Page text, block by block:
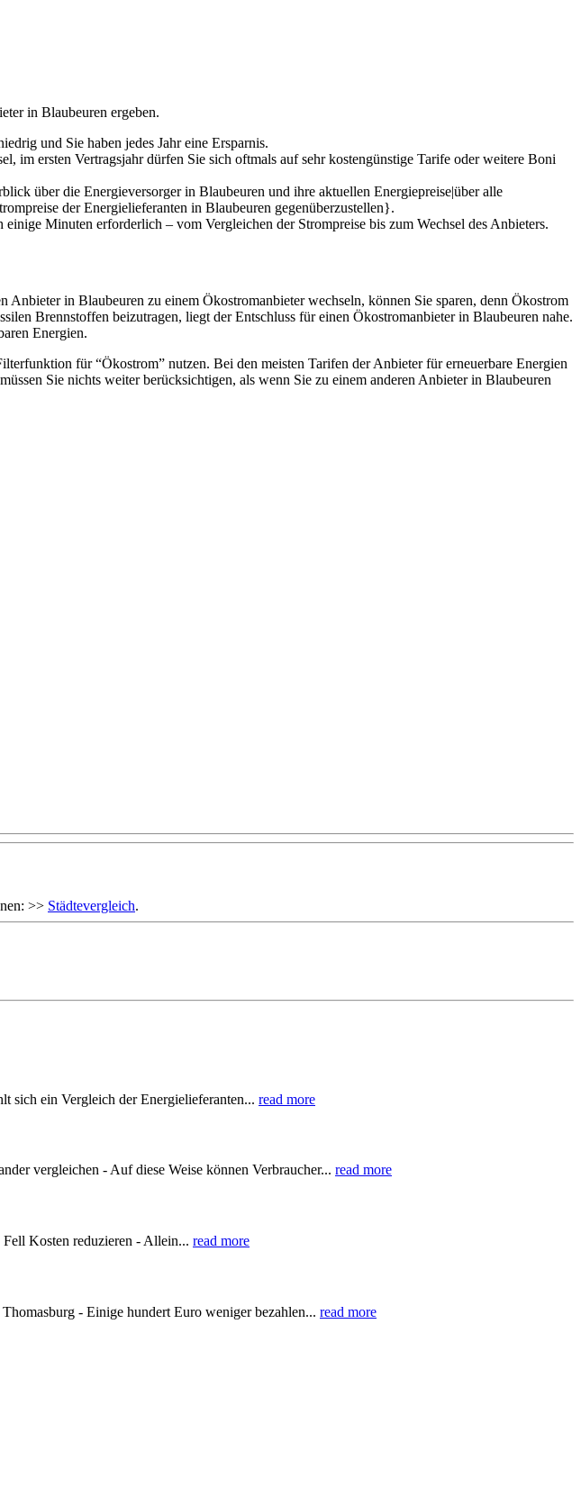
in Blaubeuren ergeben.
und Sie haben jedes Jahr eine Ersparnis.
im ersten Vertragsjahr dürfen Sie sich oftmals auf sehr kostengünstige Tarife oder weitere Boni
über die Energieversorger in Blaubeuren und ihre aktuellen Energiepreise|über alle
der Energielieferanten in Blaubeuren gegenüberzustellen}.
Minuten erforderlich – vom Vergleichen der Strompreise bis zum Wechsel des Anbieters.
in Blaubeuren zu einem Ökostromanbieter wechseln, können Sie sparen, denn Ökostrom
Brennstoffen beizutragen, liegt der Entschluss für einen Ökostromanbieter in Blaubeuren nahe.
Energien.
für “Ökostrom” nutzen. Bei den meisten Tarifen der Anbieter für erneuerbare Energien
Sie nichts weiter berücksichtigen, als wenn Sie zu einem anderen Anbieter in Blaubeuren
>> Städtevergleich.
sich ein Vergleich der Energielieferanten... read more
vergleichen - Auf diese Weise können Verbraucher... read more
Kosten reduzieren - Allein... read more
- Einige hundert Euro weniger bezahlen... read more